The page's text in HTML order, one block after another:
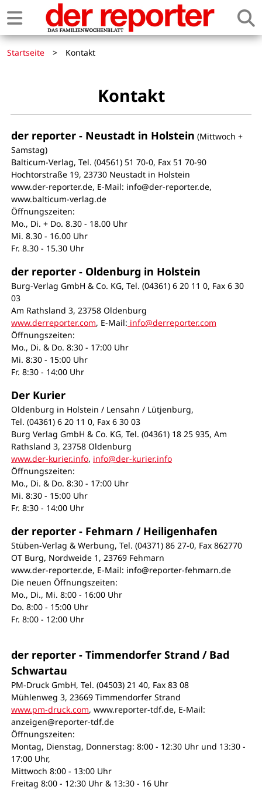
Startseite > Kontakt
Kontakt
der reporter - Neustadt in Holstein (Mittwoch +
Samstag)
Balticum-Verlag, Tel. (04561) 51 70-0, Fax 51 70-90
Hochtorstraße 19, 23730 Neustadt in Holstein
www.der-reporter.de, E-Mail: info@der-reporter.de,
www.balticum-verlag.de
Öffnungszeiten:
Mo., Di. + Do. 8.30 - 18.00 Uhr
Mi. 8.30 - 16.00 Uhr
Fr. 8.30 - 15.30 Uhr
der reporter - Oldenburg in Holstein
Burg-Verlag GmbH & Co. KG, Tel. (04361) 6 20 11 0, Fax 6 30
03
Am Rathsland 3, 23758 Oldenburg
www.derreporter.com, E-Mail: info@derreporter.com
Öffnungszeiten:
Mo., Di. & Do. 8:30 - 17:00 Uhr
Mi. 8:30 - 15:00 Uhr
Fr. 8:30 - 14:00 Uhr
Der Kurier
Oldenburg in Holstein / Lensahn / Lütjenburg,
Tel. (04361) 6 20 11 0, Fax 6 30 03
Burg Verlag GmbH & Co. KG, Tel. (04361) 18 25 935, Am
Rathsland 3, 23758 Oldenburg
www.der-kurier.info, info@der-kurier.info
Öffnungszeiten:
Mo., Di. & Do. 8:30 - 17:00 Uhr
Mi. 8:30 - 15:00 Uhr
Fr. 8:30 - 14:00 Uhr
der reporter - Fehmarn / Heiligenhafen
Stüben-Verlag & Werbung, Tel. (04371) 86 27-0, Fax 862770
OT Burg, Nordweide 1, 23769 Fehmarn
www.der-reporter.de, E-Mail: info@reporter-fehmarn.de
Die neuen Öffnungszeiten:
Mo., Di., Mi. 8:00 - 16:00 Uhr
Do. 8:00 - 15:00 Uhr
Fr. 8:00 - 12:00 Uhr
der reporter - Timmendorfer Strand / Bad
Schwartau
PM-Druck GmbH, Tel. (04503) 21 40, Fax 83 08
Mühlenweg 3, 23669 Timmendorfer Strand
www.pm-druck.com, www.reporter-tdf.de, E-Mail:
anzeigen@reporter-tdf.de
Öffnungszeiten:
Montag, Dienstag, Donnerstag: 8:00 - 12:30 Uhr und 13:30 -
17:00 Uhr,
Mittwoch 8:00 - 13:00 Uhr
Freitag 8:00 - 12:30 Uhr & 13:30 - 16 Uhr